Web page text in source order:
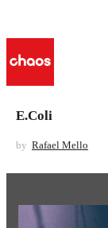
E.Coli
by Rafael Mello